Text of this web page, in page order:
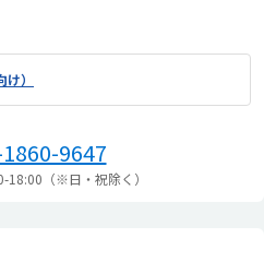
）
9647
18:00（※日・祝除く）